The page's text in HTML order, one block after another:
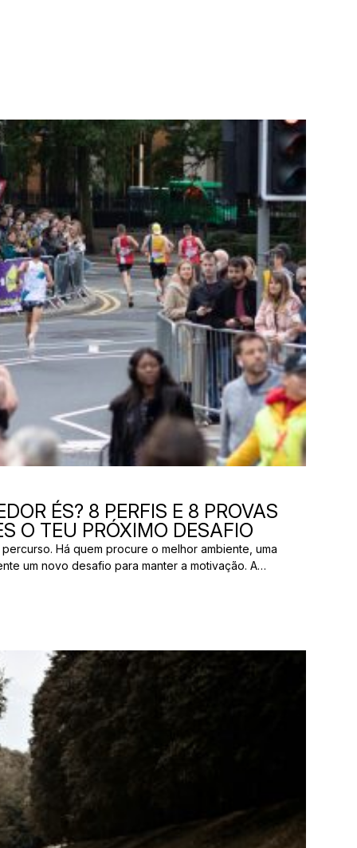
ÉS? 8 PERFIS E 8 PROVAS
O TEU PRÓXIMO DESAFIO
Há quem procure o melhor ambiente, uma
um novo desafio para manter a motivação. A
ter nada a ver com aquilo que outro […]